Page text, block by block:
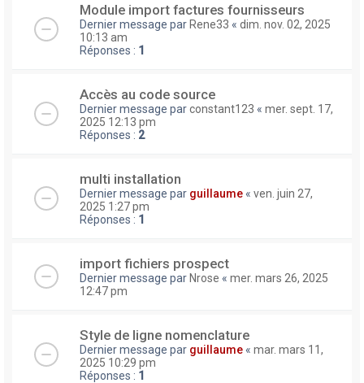
Module import factures fournisseurs
Dernier message par Rene33 « dim. nov. 02, 2025
10:13 am
Réponses : 1
Accès au code source
Dernier message parconstant123 « mer. sept. 17,
2025 12:13 pm
Réponses : 2
multi installation
Dernier message par guillaume « ven. juin 27,
2025 1:27 pm
Réponses : 1
import fichiers prospect
Dernier message par Nrose « mer. mars 26, 2025
12:47 pm
Style de ligne nomenclature
Dernier message par guillaume « mar. mars 11,
2025 10:29 pm
Réponses : 1